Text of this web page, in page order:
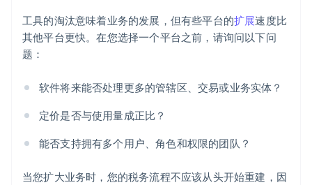
工具的淘汰意味着业务的发展，但有些平台的扩展速度比
其他平台更快。在您选择一个平台之前，请询问以下问
题：
软件将来能否处理更多的管辖区、交易或业务实体？
定价是否与使用量成正比？
能否支持拥有多个用户、角色和权限的团队？
当您扩大业务时，您的税务流程不应该从头开始重建，因